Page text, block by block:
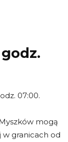
07:00.
mogą
w granicach od